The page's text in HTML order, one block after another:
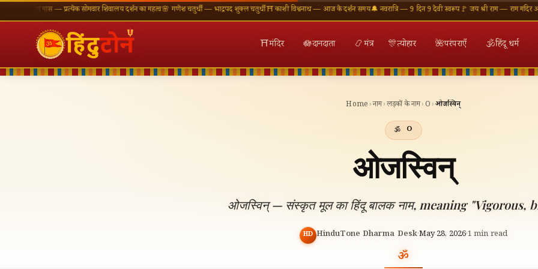
मास — प्रत्येक सोमवार शिवालय दर्शन का महत्व🌸 गणेश चतुर्थी — भाद्रपद शुक्ल चतुर्थी⛩ काशी विश्वनाथ — आज के दर्शन समय🔔 नवरात्रि — 9 दिन 9 देवी स्वरूप🚩 जय श्री राम — राम मंदिर अयोध्या🕉 ॐ
⛩मंदिर 🪷दानदाता 📿मंत्र 🎊त्योहार 🌺परंपराएँ 🕉हिंदू धर्म
Home ›नाम›लड़कों के नाम›O ›ओजस्विन्
O
ओजस्विन्
ओजस्विन् — संस्कृत मूल का हिंदू बालक नाम, meaning "Vigorous,
HD HinduTone Dharma Desk·May 28, 2026·1 min read